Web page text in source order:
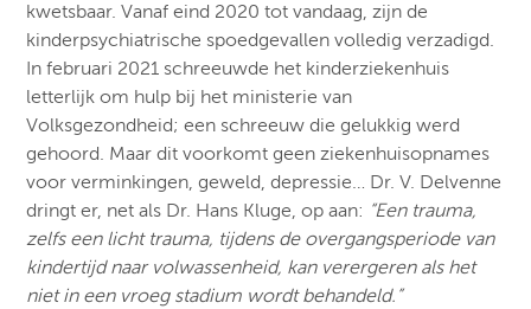
kwetsbaar. Vanaf eind 2020 tot vandaag, zijn de
kinderpsychiatrische spoedgevallen volledig verzadigd.
In februari 2021 schreeuwde het kinderziekenhuis
letterlijk om hulp bij het ministerie van
Volksgezondheid; een schreeuw die gelukkig werd
gehoord. Maar dit voorkomt geen ziekenhuisopnames
voor verminkingen, geweld, depressie… Dr. V. Delvenne
dringt er, net als Dr. Hans Kluge, op aan: “Een trauma,
zelfs een licht trauma, tijdens de overgangsperiode van
kindertijd naar volwassenheid, kan verergeren als het
niet in een vroeg stadium wordt behandeld.”